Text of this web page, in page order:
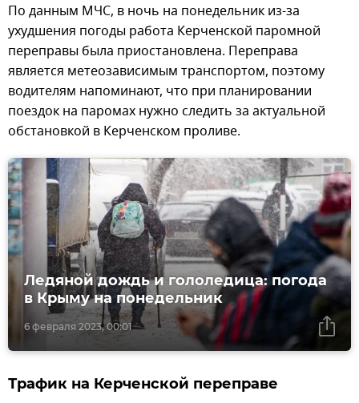
По данным МЧС, в ночь на понедельник из-за
ухудшения погоды работа Керченской паромной
переправы была приостановлена. Переправа
является метеозависимым транспортом, поэтому
водителям напоминают, что при планировании
поездок на паромах нужно следить за актуальной
обстановкой в Керченском проливе.
6 февраля 2023, 00:01
Ледяной дождь и гололедица: погода
в Крыму на понедельник
Трафик на Керченской переправе